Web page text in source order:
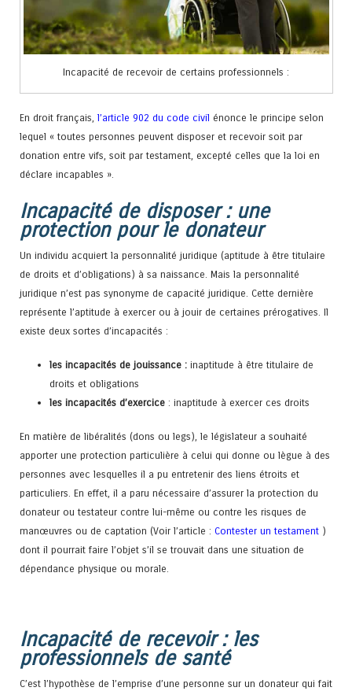
Incapacité de recevoir de certains professionnels :
En droit français, l’article 902 du code civil énonce le principe selon
lequel « toutes personnes peuvent disposer et recevoir soit par
donation entre vifs, soit par testament, excepté celles que la loi en
déclare incapables ».
Incapacité de disposer : une
protection pour le donateur
Un individu acquiert la personnalité juridique (aptitude à être titulaire
de droits et d’obligations) à sa naissance. Mais la personnalité
juridique n’est pas synonyme de capacité juridique. Cette dernière
représente l’aptitude à exercer ou à jouir de certaines prérogatives. Il
existe deux sortes d’incapacités :
les incapacités de jouissance : inaptitude à être titulaire de
droits et obligations
les incapacités d’exercice : inaptitude à exercer ces droits
En matière de libéralités (dons ou legs), le législateur a souhaité
apporter une protection particulière à celui qui donne ou lègue à des
personnes avec lesquelles il a pu entretenir des liens étroits et
particuliers. En effet, il a paru nécessaire d’assurer la protection du
donateur ou testateur contre lui-même ou contre les risques de
manœuvres ou de captation (Voir l’article : Contester un testament )
dont il pourrait faire l’objet s’il se trouvait dans une situation de
dépendance physique ou morale.
Incapacité de recevoir : les
professionnels de santé
C’est l’hypothèse de l’emprise d’une personne sur un donateur qui fait